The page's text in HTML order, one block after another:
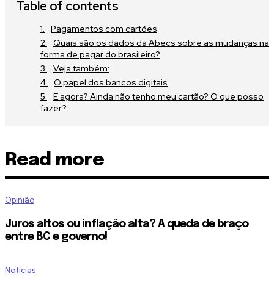
Table of contents
Pagamentos com cartões
Quais são os dados da Abecs sobre as mudanças na
forma de pagar do brasileiro?
Veja também:
O papel dos bancos digitais
E agora? Ainda não tenho meu cartão? O que posso
fazer?
Read more
Opinião
Juros altos ou inflação alta? A queda de braço
entre BC e governo!
Notícias